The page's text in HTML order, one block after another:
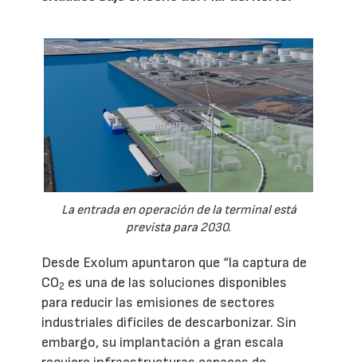
La entrada en operación de la terminal está
prevista para 2030.
Desde Exolum apuntaron que “la captura de
CO2 es una de las soluciones disponibles
para reducir las emisiones de sectores
industriales difíciles de descarbonizar. Sin
embargo, su implantación a gran escala